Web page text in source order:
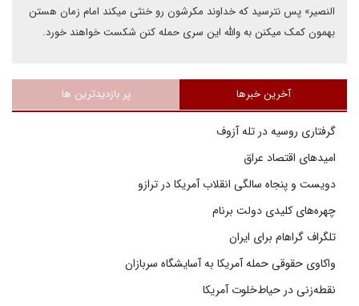
النصیر» پس نترسید که خداوند مکرشون رو خنثی میکند امام زمان هستن
بهمون کمک میکنن به والله این سری حمله کنن شکست خواهند خورد.
آخرین خبرها پر بازدیدترین ها
گرفتاری روسیه در تله آزوف
امیدهای اقتصاد عراق
دویست و پنجاه سالگی انقلاب آمریکا در ترازو
چهره‌های کلیدی دولت برنام
تلگراف گراهام برای ایران
واکاوی حقوقی حمله آمریکا به آسایشگاه سربازان
نقطه‌زنی در حیاط‌خلوت آمریکا